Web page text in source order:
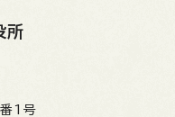
所
1号